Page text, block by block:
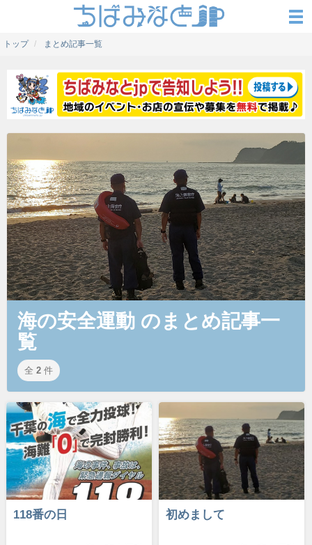
トップ まとめ記事一覧
海の安全運動 のまとめ記事一
覧
全 2 件
118番の日 初めまして